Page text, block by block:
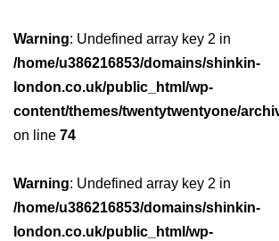
Warning: Undefined array key 2 in
/home/u386216853/domains/shinkin-
london.co.uk/public_html/wp-
content/themes/twentytwentyone/
on line 74
Warning: Undefined array key 2 in
/home/u386216853/domains/shinkin-
london.co.uk/public_html/wp-